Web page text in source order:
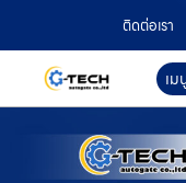
ติดต่อเรา
เม